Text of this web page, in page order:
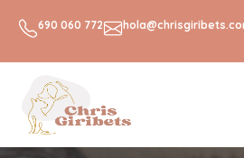
690 060 772